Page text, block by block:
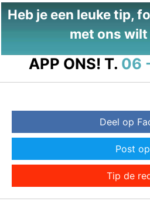
Heb je een leuke tip,
met ons wilt
APP ONS! T. 06
Deel op
Post
Tip de